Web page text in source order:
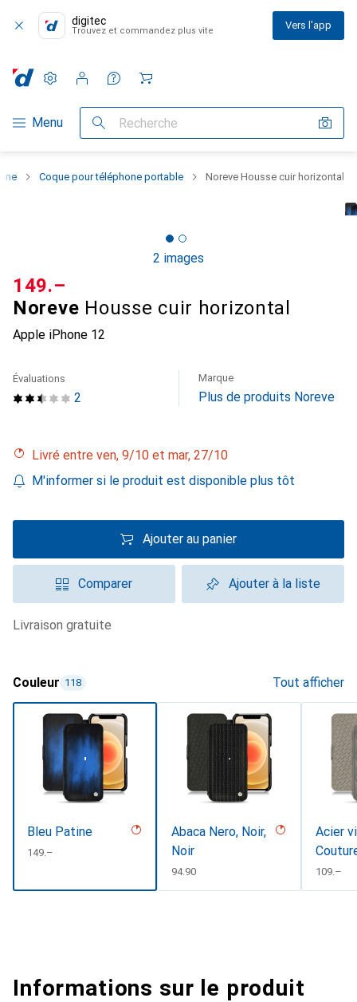
digitec
Trouvez et commandez plus vite Vers l'app
Navigation par catégorie
Menu Recherche
Paramètres
Compte client
Listes de comparaison
Listes d'envies
Panier
Coque pour téléphone portable Noreve Housse cuir horizontal
2 images
Noreve Housse cuir horizontal
Apple iPhone 12
CHF
149.–
2
Évaluations Marque
Plus de produits Noreve
Livré entre ven, 9/10 et mar, 27/10
M'informer si le produit est disponible plus tôt
Ajouter au panier
Comparer Ajouter à la liste
livraison gratuite
Couleur 118 Tout afficher
Bleu Patine
CHF
149.–
Abaca Nero, Noir,
Noir
CHF
94.90
Acier
CHF
109.–
Informations sur le produit